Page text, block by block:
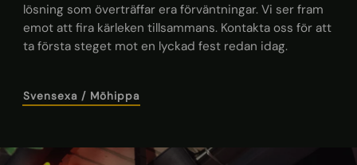
lösning som överträffar era förväntningar. Vi ser fram
emot att fira kärleken tillsammans. Kontakta oss för att
ta första steget mot en lyckad fest redan idag.
Svensexa / Möhippa